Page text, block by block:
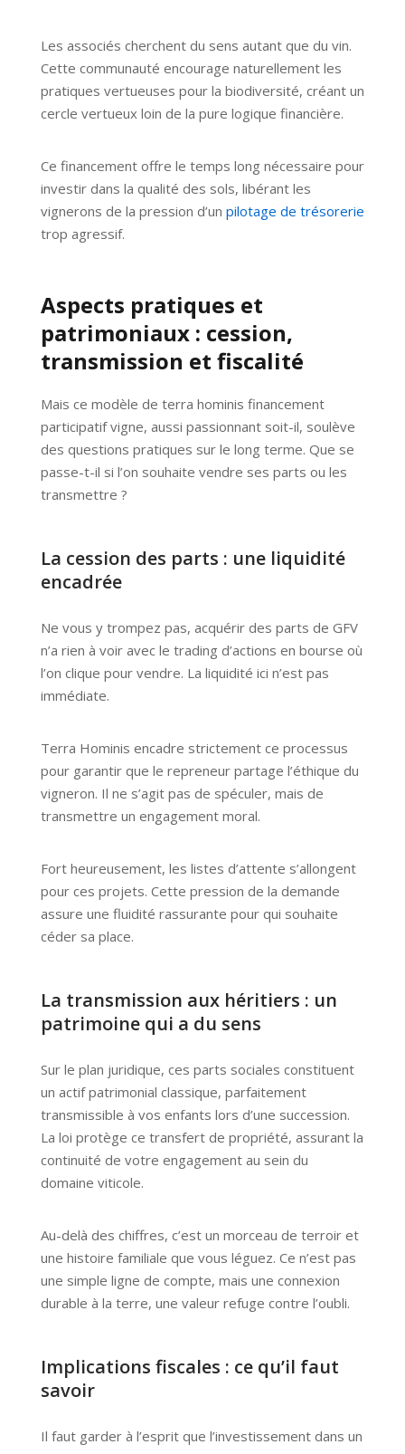
Les associés cherchent du sens autant que du vin.
Cette communauté encourage naturellement les
pratiques vertueuses pour la biodiversité, créant un
cercle vertueux loin de la pure logique financière.
Ce financement offre le temps long nécessaire pour
investir dans la qualité des sols, libérant les
vignerons de la pression d’un pilotage de trésorerie
trop agressif.
Aspects pratiques et
patrimoniaux : cession,
transmission et fiscalité
Mais ce modèle de terra hominis financement
participatif vigne, aussi passionnant soit-il, soulève
des questions pratiques sur le long terme. Que se
passe-t-il si l’on souhaite vendre ses parts ou les
transmettre ?
La cession des parts : une liquidité
encadrée
Ne vous y trompez pas, acquérir des parts de GFV
n’a rien à voir avec le trading d’actions en bourse où
l’on clique pour vendre. La liquidité ici n’est pas
immédiate.
Terra Hominis encadre strictement ce processus
pour garantir que le repreneur partage l’éthique du
vigneron. Il ne s’agit pas de spéculer, mais de
transmettre un engagement moral.
Fort heureusement, les listes d’attente s’allongent
pour ces projets. Cette pression de la demande
assure une fluidité rassurante pour qui souhaite
céder sa place.
La transmission aux héritiers : un
patrimoine qui a du sens
Sur le plan juridique, ces parts sociales constituent
un actif patrimonial classique, parfaitement
transmissible à vos enfants lors d’une succession.
La loi protège ce transfert de propriété, assurant la
continuité de votre engagement au sein du
domaine viticole.
Au-delà des chiffres, c’est un morceau de terroir et
une histoire familiale que vous léguez. Ce n’est pas
une simple ligne de compte, mais une connexion
durable à la terre, une valeur refuge contre l’oubli.
Implications fiscales : ce qu’il faut
savoir
Il faut garder à l’esprit que l’investissement dans un